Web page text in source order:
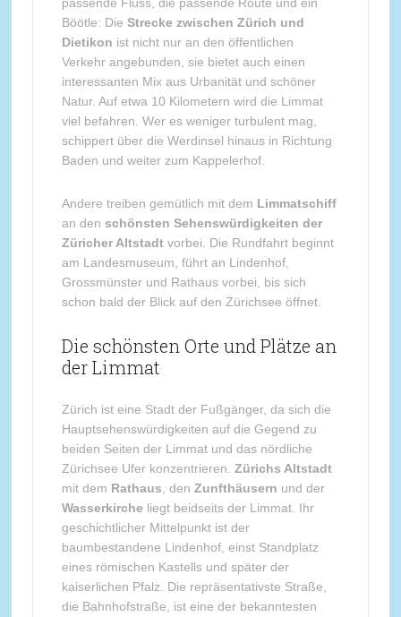
Böötle: Die Strecke zwischen Zürich und
Dietikon ist nicht nur an den öffentlichen
Verkehr angebunden, sie bietet auch einen
interessanten Mix aus Urbanität und schöner
Natur. Auf etwa 10 Kilometern wird die Limmat
viel befahren. Wer es weniger turbulent mag,
schippert über die Werdinsel hinaus in Richtung
Baden und weiter zum Kappelerhof.
Andere treiben gemütlich mit dem Limmatschiff
an den schönsten Sehenswürdigkeiten der
Züricher Altstadtvorbei. Die Rundfahrt beginnt
am Landesmuseum, führt an Lindenhof,
Grossmünster und Rathaus vorbei, bis sich
schon bald der Blick auf den Zürichsee öffnet.
Die schönsten Orte und Plätze an
der Limmat
Zürich ist eine Stadt der Fußgänger, da sich die
Hauptsehenswürdigkeiten auf die Gegend zu
beiden Seiten der Limmat und das nördliche
Zürichsee Ufer konzentrieren. Zürichs Altstadt
mit dem Rathaus , den Zunfthäusern und der
Wasserkirche liegt beidseits der Limmat. Ihr
geschichtlicher Mittelpunkt ist der
baumbestandene Lindenhof, einst Standplatz
eines römischen Kastells und später der
kaiserlichen Pfalz. Die repräsentativste Straße,
die Bahnhofstraße, ist eine der bekanntesten